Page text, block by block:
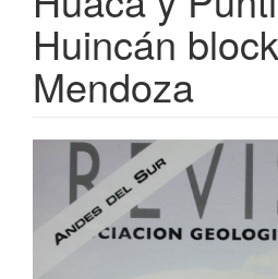
Huincán
Mendoza
Article
Sidebar